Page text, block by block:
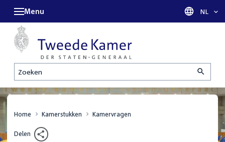
Zoeken
Menu Taal
NL
Home Kamerstukken Kamervragen
Delen